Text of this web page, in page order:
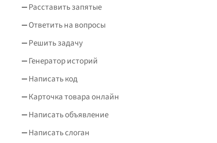
Расставить запятые
Ответить на вопросы
Решить задачу
Генератор историй
Написать код
Карточка товара онлайн
Написать объявление
Написать слоган